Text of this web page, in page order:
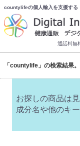
countylifeの個人輸入を支援する
通話料無
「countylife」の検索結果
お探しの商品は
成分名や他のキ